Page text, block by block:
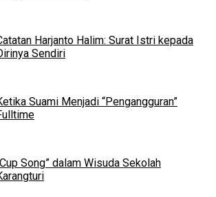
Harjanto Halim: Surat Istri kepada
Sendiri
Suami Menjadi “Pengangguran”
Song” dalam Wisuda Sekolah